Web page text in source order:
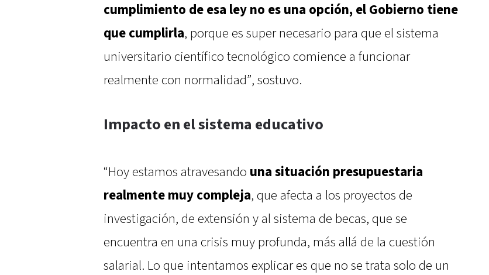
cumplimiento de esa ley no es una opción, el Gobierno tiene
que cumplirla, porque es super necesario para que el sistema
universitario científico tecnológico comience a funcionar
realmente con normalidad”, sostuvo.
Impacto en el sistema educativo
“Hoy estamos atravesando una situación presupuestaria
realmente muy compleja, que afecta a los proyectos de
investigación, de extensión y al sistema de becas, que se
encuentra en una crisis muy profunda, más allá de la cuestión
salarial. Lo que intentamos explicar es que no se trata solo de un